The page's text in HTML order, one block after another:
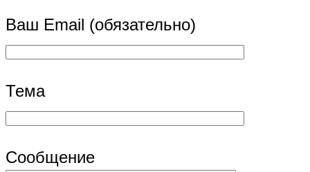
Ваш Email (обязательно)
Тема
Сообщение